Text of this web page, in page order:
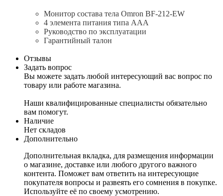
Монитор состава тела Omron BF-212-EW
4 элемента питания типа AAA
Руководство по эксплуатации
Гарантийный талон
Отзывы
Задать вопрос
Вы можете задать любой интересующий вас вопрос по
товару или работе магазина.
Наши квалифицированные специалисты обязательно
вам помогут.
Наличие
Нет складов
Дополнительно
Дополнительная вкладка, для размещения информации
о магазине, доставке или любого другого важного
контента. Поможет вам ответить на интересующие
покупателя вопросы и развеять его сомнения в покупке.
Используйте её по своему усмотрению.